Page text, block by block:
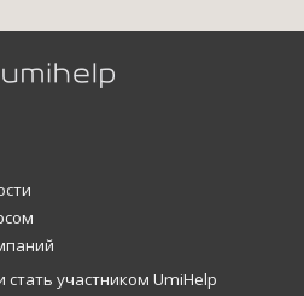
участником UmiHelp